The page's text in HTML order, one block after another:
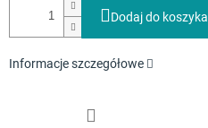
Dodaj do koszyka
Informacje szczegółowe